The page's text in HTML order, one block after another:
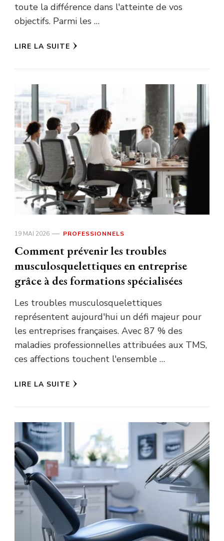
toute la différence dans l'atteinte de vos
objectifs. Parmi les …
LIRE LA SUITE
19 MAI 2026 PROFESSIONNELS
Comment prévenir les troubles
musculosquelettiques en entreprise
grâce à des formations spécialisées
Les troubles musculosquelettiques
représentent aujourd'hui un défi majeur pour
les entreprises françaises. Avec 87 % des
maladies professionnelles attribuées aux TMS,
ces affections touchent l'ensemble …
LIRE LA SUITE